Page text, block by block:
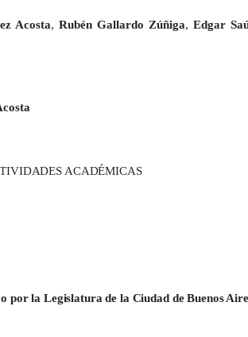
Acosta, Rubén Gallardo Zúñiga,Edgar
ACADÉMICAS
por la Legislatura de la Ciudad de Buenos